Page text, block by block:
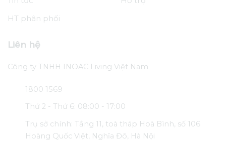
HT phân phối
Liên hệ
Công ty TNHH INOAC Living Việt Nam
1800 1569
Thứ 2 - Thứ 6: 08:00 - 17:00
Trụ sở chính: Tầng 11, toà tháp Hoà Bình, số 106
Hoàng Quốc Việt, Nghĩa Đô, Hà Nội